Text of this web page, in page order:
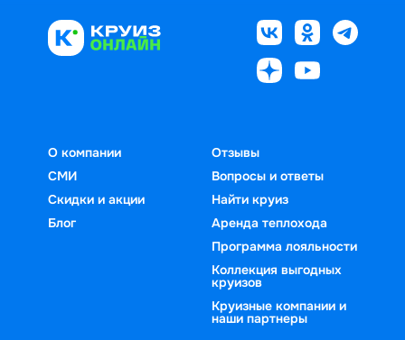
О компании
СМИ
Скидки и акции
Блог
Отзывы
Вопросы и ответы
Найти круиз
Аренда теплохода
Программа лояльности
Коллекция выгодных
круизов
Круизные компании и
наши партнеры